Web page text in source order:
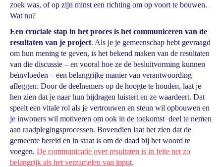
zoek was, of op zijn minst een richting om op voort te bouwen.
Wat nu?
Een cruciale stap in het proces is het communiceren van de
resultaten van je project. Als je je gemeenschap hebt gevraagd
om hun mening te geven, is het bekend maken van de resultaten
van die discussie – en vooral hoe ze de besluitvorming kunnen
beïnvloeden – een belangrijke manier van verantwoording
afleggen. Door de deelnemers op de hoogte te houden, laat je
hen zien dat je naar hun bijdragen luistert en ze waardeert. Dat
speelt een vitale rol als je vertrouwen en steun wil opbouwen en
je inwoners wil motiveren om ook in de toekomst deel te nemen
aan raadplegingsprocessen. Bovendien laat het zien dat de
gemeente bereid en in staat is om de daad bij het woord te
voegen. De communicatie over resultaten is in feite net zo
belangrijk als het verzamelen van input.